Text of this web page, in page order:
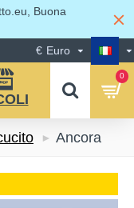
Buona
€ Euro
0
Ancora